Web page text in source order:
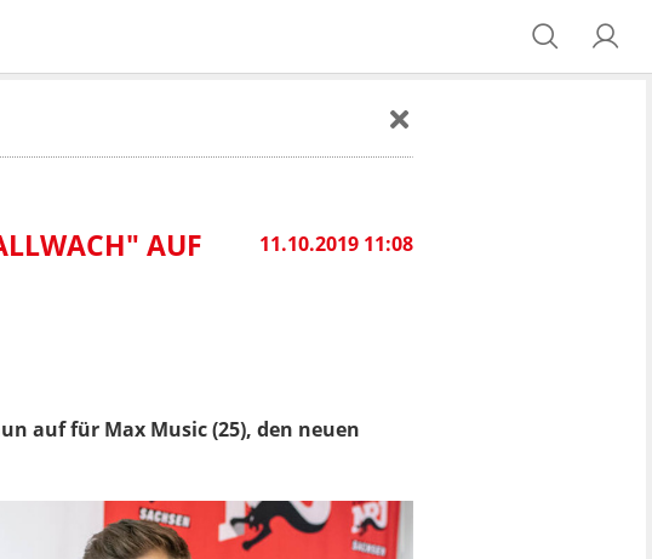
11.10.2019 11:08
AUF
auf für Max Music (25), den neuen